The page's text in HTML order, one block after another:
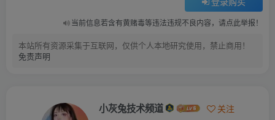
当前信息若含有黄赌毒等违法违规不良内容，请点此举报！
本站所有资源采集于互联网，仅供个人本地研究使用，禁止商用！
免责声明
小灰兔技术频道 关注